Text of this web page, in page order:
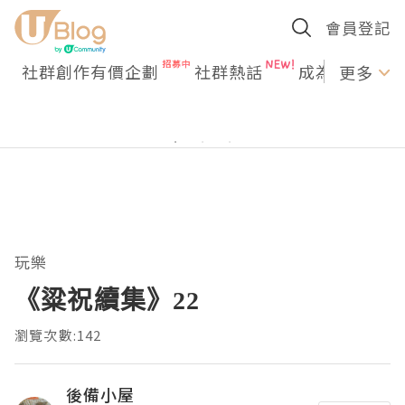
會員登記
社群創作有價企劃 社群熱話 成為U更多
玩樂
《粱祝續集》22
瀏覽次數:142
後備小屋